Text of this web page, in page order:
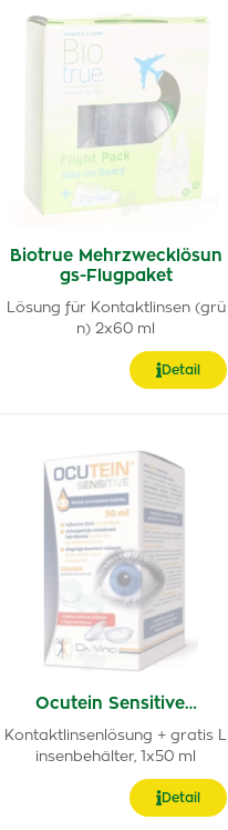
Biotrue Mehrzwecklösun
gs-Flugpaket
Lösung für Kontaktlinsen (grü
n) 2x60 ml
Detail
Ocutein Sensitive…
Kontaktlinsenlösung + gratis L
insenbehälter, 1x50 ml
Detail